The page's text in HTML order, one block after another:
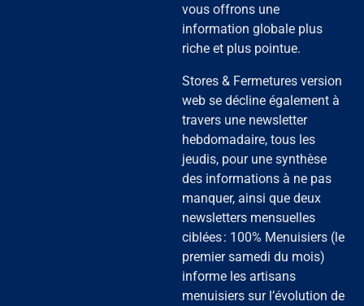
vous offrons une
information globale plus
riche et plus pointue.
Stores & Fermetures version
web se décline également à
travers une newsletter
hebdomadaire, tous les
jeudis, pour une synthèse
des informations à ne pas
manquer, ainsi que deux
newsletters mensuelles
ciblées : 100% Menuisiers (le
premier samedi du mois)
informe les artisans
menuisiers sur l’évolution de